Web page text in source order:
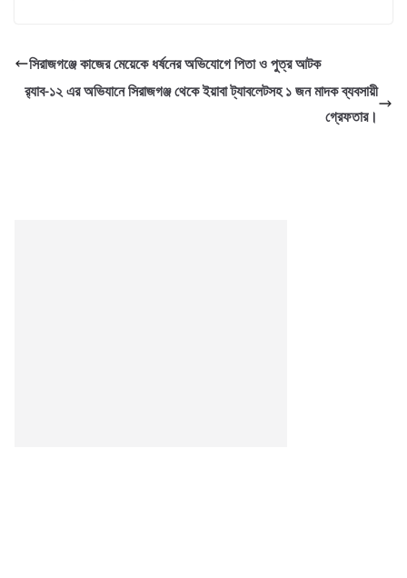
সিরাজগঞ্জে কাজের মেয়েকে ধর্ষনের অভিযোগে পিতা ও পুত্র আটক
র‌্যাব-১২ এর অভিযানে সিরাজগঞ্জ থেকে ইয়াবা ট্যাবলেটসহ ১ জন মাদক ব্যবসায়ী
গ্রেফতার।